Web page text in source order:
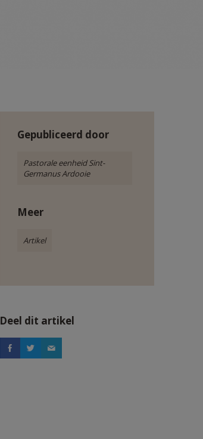
Gepubliceerd door
Pastorale eenheid Sint-
Germanus Ardooie
Meer
Artikel
Deel dit artikel